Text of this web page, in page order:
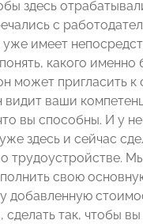
здесь
с
уже имеет
какого именно
может пригласить к
видит ваши
вы способны. И у
здесь и сейчас
трудоустройстве.
свою
добавленную
сделать так, чтобы вы